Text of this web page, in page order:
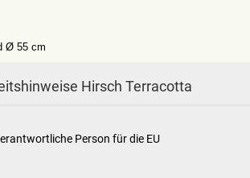
Ø 55 cm
Hirsch Terracotta
Person für die EU